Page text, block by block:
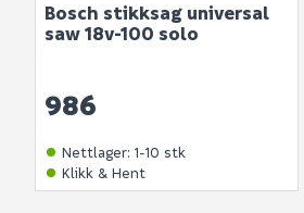
Bosch stikksag universal
saw 18v-100 solo
986
Nettlager: 1-10 stk
Klikk & Hent